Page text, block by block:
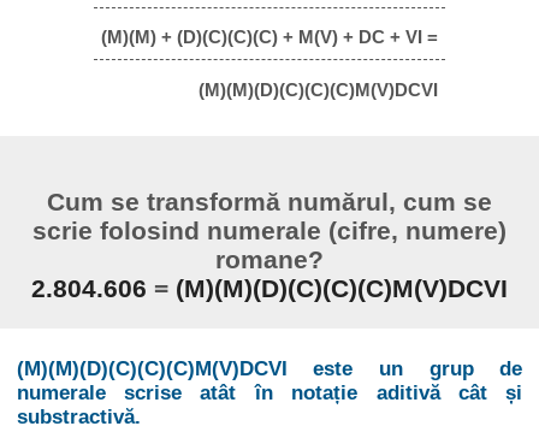
(M)(M) + (D)(C)(C)(C) + M(V) + DC + VI =
(M)(M)(D)(C)(C)(C)M(V)DCVI
Cum se transformă numărul, cum se
scrie folosind numerale (cifre, numere)
romane?
2.804.606 = (M)(M)(D)(C)(C)(C)M(V)DCVI
(M)(M)(D)(C)(C)(C)M(V)DCVI este un grup de
numerale scrise atât în notație aditivă cât și
substractivă.